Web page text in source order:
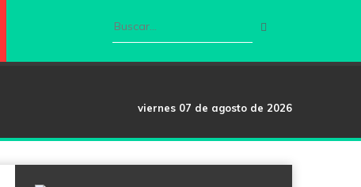
viernes 07 de agosto de 2026